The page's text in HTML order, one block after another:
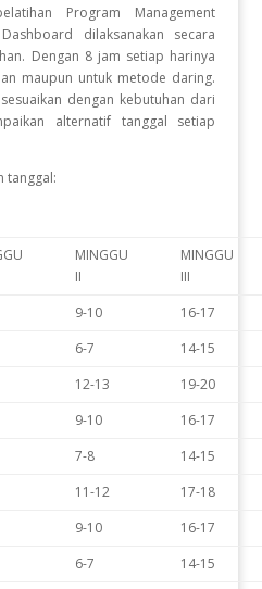
Program Management
dilaksanakan secara
Dengan 8 jam setiap harinya
maupun untuk metode daring.
dengan kebutuhan dari
alternatif tanggal setiap
tanggal:
MINGGU
II
MINGGU
III
9-10
16-17
6-7
14-15
12-13
19-20
9-10
16-17
7-8
14-15
11-12
17-18
9-10
16-17
6-7
14-15